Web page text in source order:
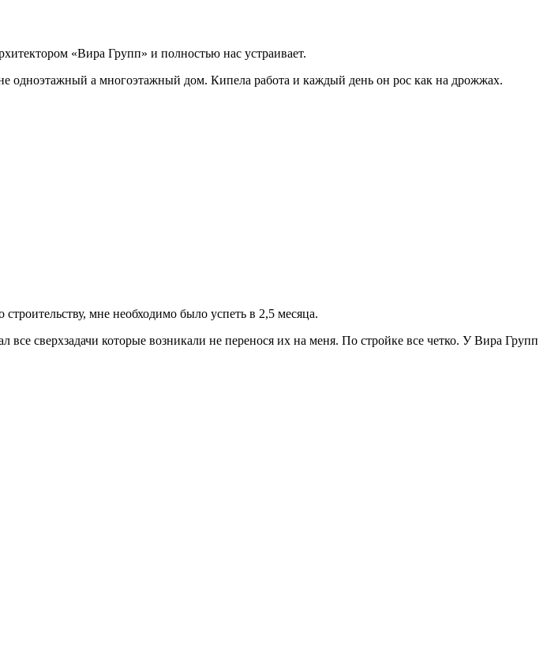
«Вира Групп» и полностью нас устраивает.
одноэтажный а многоэтажный дом. Кипела работа и каждый день он рос как на дрожжах.
мне необходимо было успеть в 2,5 месяца.
сверхзадачи которые возникали не перенося их на меня. По стройке все четко. У Вира Групп